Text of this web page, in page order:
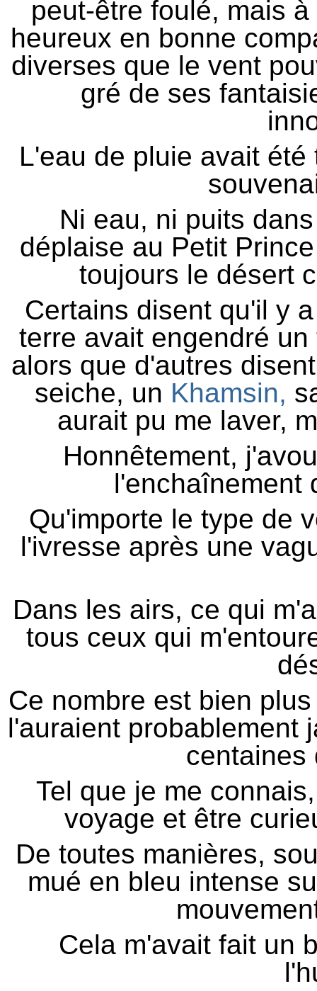
peut-être foulé, mais
heureux en bonne
diverses que le vent
gré de ses
L'eau de pluie avait
Ni eau, ni puits
déplaise au Petit
toujours le désert
Certains disent qu'il y
terre avait engendré
alors que d'autres
seiche, un Khamsin,
aurait pu me laver,
Honnêtement,
l'enchaînement
Qu'importe le type de
l'ivresse après une
Dans les airs, ce qui
tous ceux qui
Ce nombre est bien
l'auraient probablement
centaines
Tel que je me
voyage et être
De toutes manières,
mué en bleu intense
Cela m'avait fait un